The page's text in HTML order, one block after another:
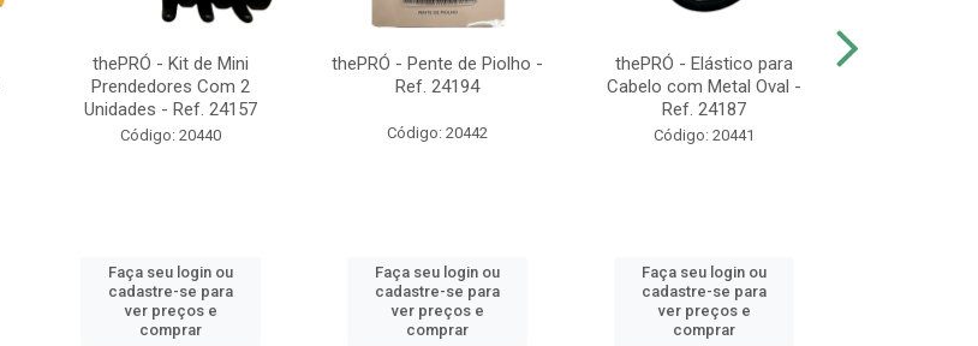
thePRÓ - Kit de Mini
Prendedores Com 2
Unidades - Ref. 24157
Código: 20440
Faça seu login ou
cadastre-se para
ver preços e
comprar
thePRÓ - Pente de Piolho -
Ref. 24194
Código: 20442
Faça seu login ou
cadastre-se para
ver preços e
comprar
thePRÓ - Elástico para
Cabelo com Metal Oval -
Ref. 24187
Código: 20441
Faça seu login ou
cadastre-se para
ver preços e
comprar